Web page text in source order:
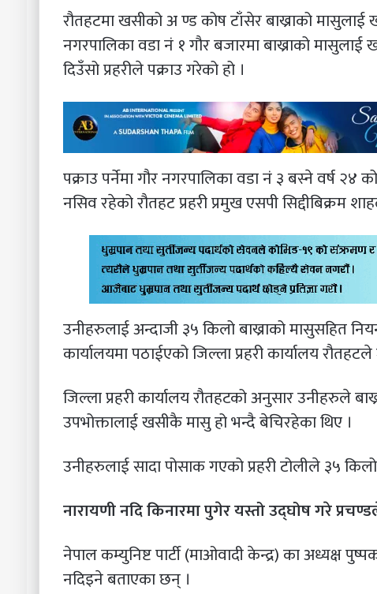
रौतहटमा खसीको अ ण्ड कोष टाँसेर बाख्राको
नगरपालिका वडा नं १ गौर बजारमा बाख्राको
दिउँसो प्रहरीले पक्राउ गरेको हो ।
पक्राउ पर्नेमा गौर नगरपालिका वडा नं ३ बस्ने वर्ष
नसिव रहेको रौतहट प्रहरी प्रमुख एसपी सिद्दीबिक्रम
उनीहरुलाई अन्दाजी ३५ किलो बाख्राको मासुसहित
कार्यालयमा पठाईएको जिल्ला प्रहरी कार्यालय
जिल्ला प्रहरी कार्यालय रौतहटको अनुसार उनीहरुले
उपभोक्तालाई खसीकै मासु हो भन्दै बेचिरहेका थिए ।
उनीहरुलाई सादा पोसाक गएको प्रहरी टोलीले ३५
नारायणी नदि किनारमा पुगेर यस्तो उद्घोष गरे
नेपाल कम्युनिष्ट पार्टी (माओवादी केन्द्र) का अध्यक्ष
नदिइने बताएका छन् ।